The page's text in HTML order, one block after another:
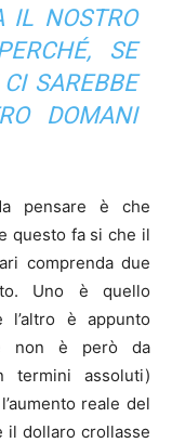
IL NOSTRO
SE
SAREBBE
DOMANI
pensare è che
questo fa si che il
comprenda due
Uno è quello
l’altro è appunto
non è però da
assoluti)
reale del
il dollaro crollasse